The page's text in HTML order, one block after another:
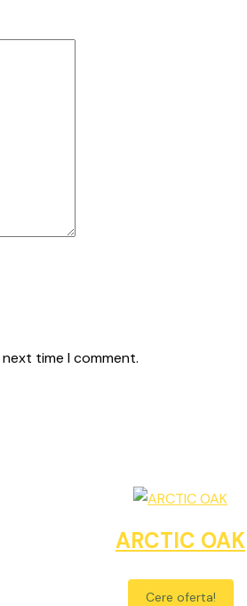
time I comment.
ARCTIC OAK
Cere oferta!